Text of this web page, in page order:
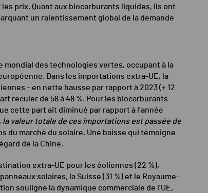
prix. Quant aux biocarburants liquides, ils ont
un ralentissement global de la demande
mondial des technologies vertes, occupant à la
Dans les importations extra-UE, la
– en nette hausse par rapport à 2023 (+ 12
reculer de 58 à 48 %. Pour les biocarburants
cette part ait diminué par rapport à l’année
valeur totale de ces importations est passée de
du marché du solaire. Une baisse qui témoigne
de la Chine.
extra-UE pour les éoliennes (22 %),
solaires, la Suisse (31 %) et le Royaume-
souligne la dynamique commerciale de l’UE,